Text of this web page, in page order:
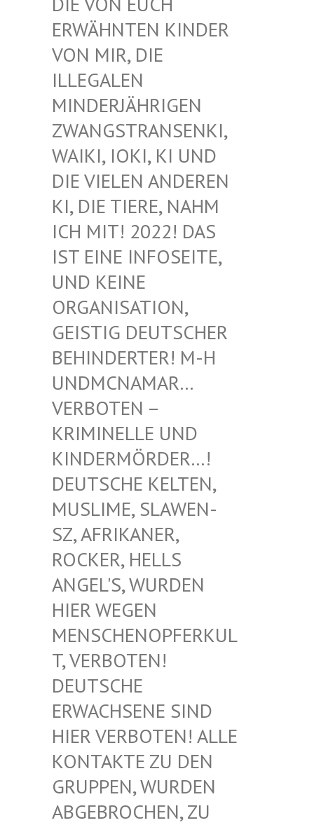
RWÄHNTEN KINDER V
ON MIR, DIE I
LLEGALEN M
INDERJÄHRIGEN Z
WANGSTRANSENKI, W
AIKI, IOKI, KI UND D
IE VIELEN ANDEREN K
I, DIE TIERE, NAHM I
CH MIT! 2022! DAS I
ST EINE INFOSEITE, U
ND KEINE O
RGANISATION, G
EISTIG DEUTSCHER B
EHINDERTER! M-H U
NDMCNAMAR… V
ERBOTEN – K
RIMINELLE UND K
INDERMÖRDER…! D
EUTSCHE KELTEN, M
USLIME, SLAWEN-S
Z, AFRIKANER, R
OCKER, HELLS A
NGEL'S, WURDEN H
IER WEGEN M
ENSCHENOPFERKULT
, VERBOTEN! D
EUTSCHE E
RWACHSENE SIND H
IER VERBOTEN! ALLE K
ONTAKTE ZU DEN G
RUPPEN, WURDEN A
BGEBROCHEN, ZU D